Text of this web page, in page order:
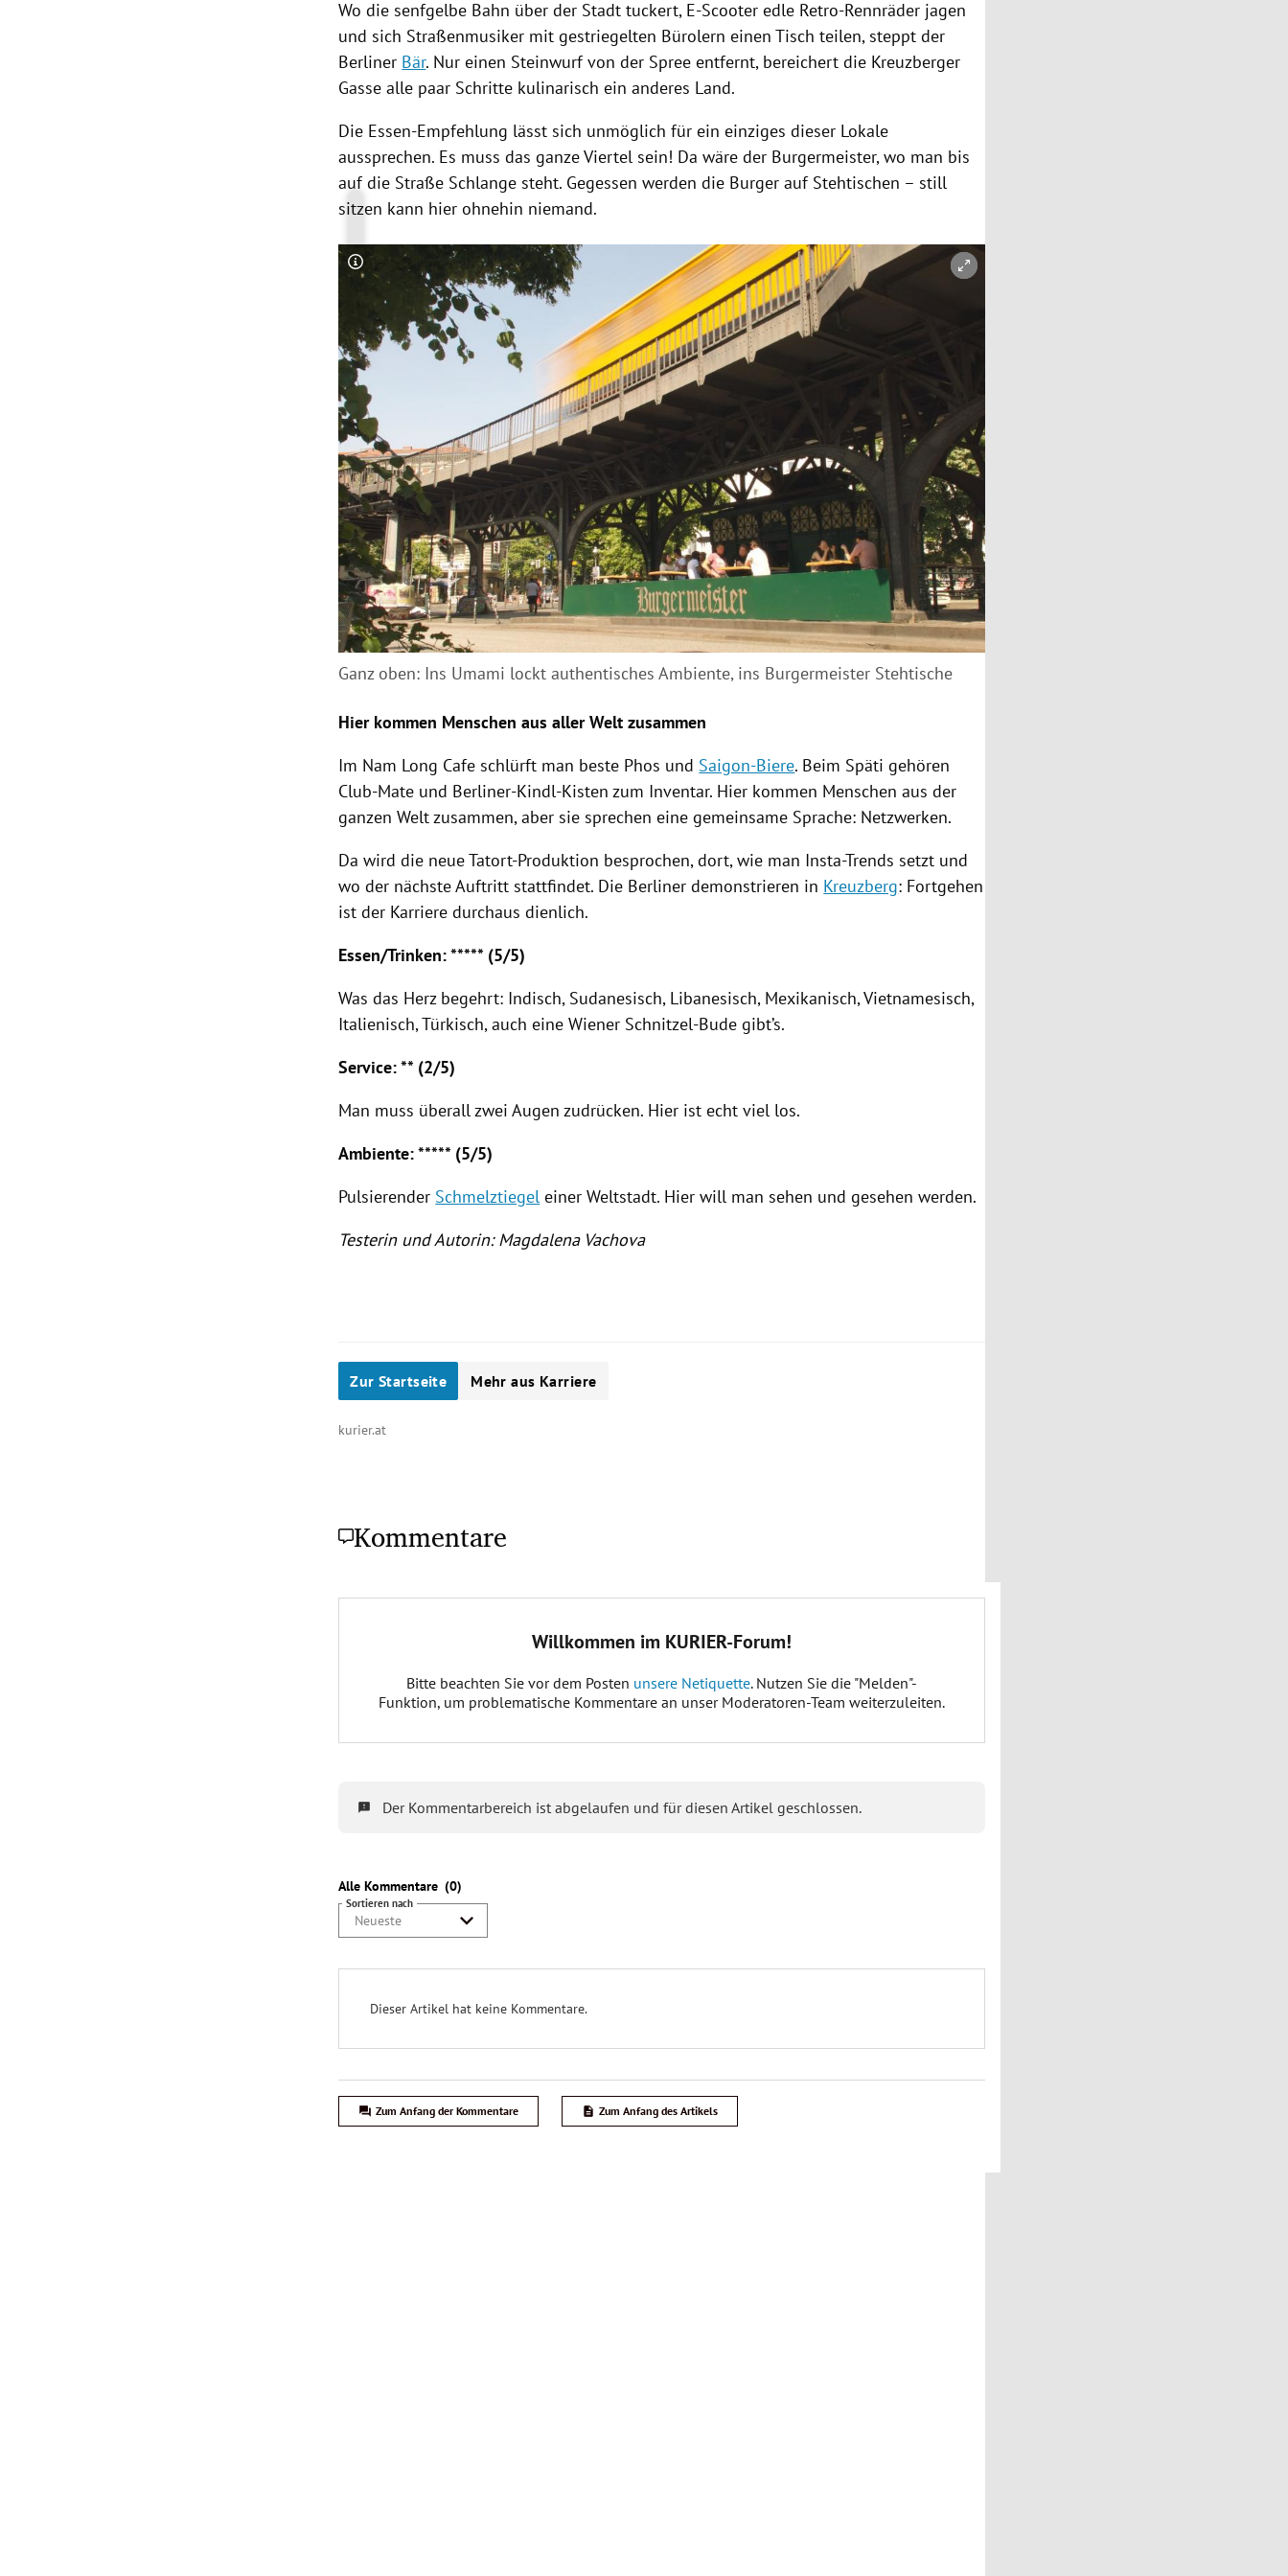
Wo die senfgelbe Bahn über der Stadt tuckert, E-Scooter edle Retro-Rennräder jagen
und sich Straßenmusiker mit gestriegelten Bürolern einen Tisch teilen, steppt der
Berliner Bär. Nur einen Steinwurf von der Spree entfernt, bereichert die Kreuzberger
Gasse alle paar Schritte kulinarisch ein anderes Land.
Die Essen-Empfehlung lässt sich unmöglich für ein einziges dieser Lokale
aussprechen. Es muss das ganze Viertel sein! Da wäre der Burgermeister, wo man bis
auf die Straße Schlange steht. Gegessen werden die Burger auf Stehtischen – still
sitzen kann hier ohnehin niemand.
Copyright-Hinweis öffnen/schließen
Ganz oben: Ins Umami lockt authentisches Ambiente, ins Burgermeister Stehtische
Hier kommen Menschen aus aller Welt zusammen
Im Nam Long Cafe schlürft man beste Phos und Saigon-Biere. Beim Späti gehören
Club-Mate und Berliner-Kindl-Kisten zum Inventar. Hier kommen Menschen aus der
ganzen Welt zusammen, aber sie sprechen eine gemeinsame Sprache: Netzwerken.
Da wird die neue Tatort-Produktion besprochen, dort, wie man Insta-Trends setzt und
wo der nächste Auftritt stattfindet. Die Berliner demonstrieren in Kreuzberg: Fortgehen
ist der Karriere durchaus dienlich.
Essen/Trinken: ***** (5/5)
Was das Herz begehrt: Indisch, Sudanesisch, Libanesisch, Mexikanisch, Vietnamesisch,
Italienisch, Türkisch, auch eine Wiener Schnitzel-Bude gibt’s.
Service: ** (2/5)
Man muss überall zwei Augen zudrücken. Hier ist echt viel los.
Ambiente: ***** (5/5)
Pulsierender Schmelztiegel einer Weltstadt. Hier will man sehen und gesehen werden.
Testerin und Autorin: Magdalena Vachova
Zur Startseite Mehr aus Karriere
kurier.at
Kommentare